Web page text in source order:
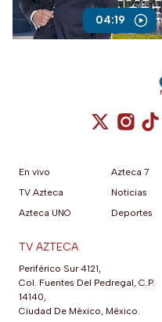
04:19
Cuenta
En vivo
TV Azteca
Azteca UNO
Azteca 7
Noticias
Deportes
TV AZTECA
Periférico Sur 4121,
Col. Fuentes Del Pedregal, C.P.
14140,
Ciudad De México, México.